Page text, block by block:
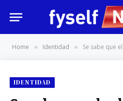
Home » Identidad » Se sabe que el rol de IAM
IDENTIDAD